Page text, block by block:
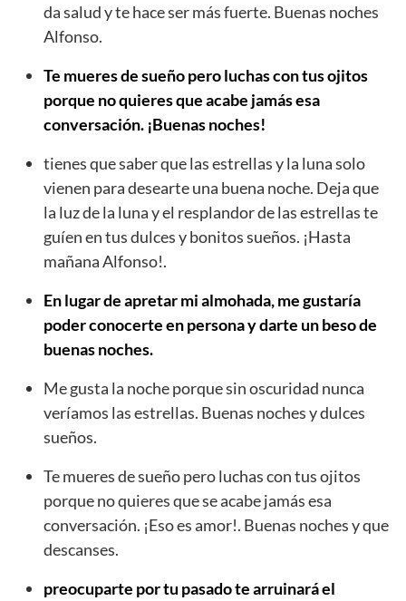
da salud y te hace ser más fuerte. Buenas noches
Alfonso.
Te mueres de sueño pero luchas con tus ojitos
porque no quieres que acabe jamás esa
conversación. ¡Buenas noches!
tienes que saber que las estrellas y la luna solo
vienen para desearte una buena noche. Deja que
la luz de la luna y el resplandor de las estrellas te
guíen en tus dulces y bonitos sueños. ¡Hasta
mañana Alfonso!.
En lugar de apretar mi almohada, me gustaría
poder conocerte en persona y darte un beso de
buenas noches.
Me gusta la noche porque sin oscuridad nunca
veríamos las estrellas. Buenas noches y dulces
sueños.
Te mueres de sueño pero luchas con tus ojitos
porque no quieres que se acabe jamás esa
conversación. ¡Eso es amor!. Buenas noches y que
descanses.
preocuparte por tu pasado te arruinará el